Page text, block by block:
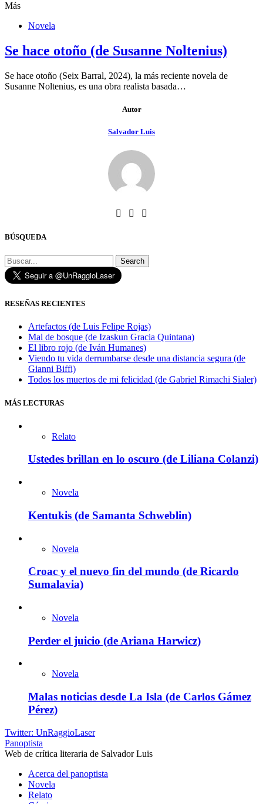
Más
Novela
Se hace otoño (de Susanne Noltenius)
Se hace otoño (Seix Barral, 2024), la más reciente novela de
Susanne Noltenius, es una obra realista basada…
Autor
Salvador Luis
BÚSQUEDA
Search
RESEÑAS RECIENTES
Artefactos (de Luis Felipe Rojas)
Mal de bosque (de Izaskun Gracia Quintana)
El libro rojo (de Iván Humanes)
Viendo tu vida derrumbarse desde una distancia segura (de
Gianni Biffi)
Todos los muertos de mi felicidad (de Gabriel Rimachi Sialer)
MÁS LECTURAS
Relato
Ustedes brillan en lo oscuro (de Liliana Colanzi)
Novela
Kentukis (de Samanta Schweblin)
Novela
Croac y el nuevo fin del mundo (de Ricardo
Sumalavia)
Novela
Perder el juicio (de Ariana Harwicz)
Novela
Malas noticias desde La Isla (de Carlos Gámez
Pérez)
Twitter: UnRaggioLaser
Panoptista
Web de crítica literaria de Salvador Luis
Acerca del panoptista
Novela
Relato